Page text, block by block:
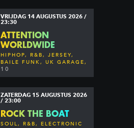
VRIJDAG 14 AUGUSTUS 2026 /
23:30
ATTENTION
WORLDWIDE
HIPHOP, R&B, JERSEY,
BAILE FUNK, UK GARAGE,
DANCEHALL & MORE
10
ZATERDAG 15 AUGUSTUS 2026
/ 23:00
ROCK THE BOAT
SOUL, R&B, ELECTRONIC